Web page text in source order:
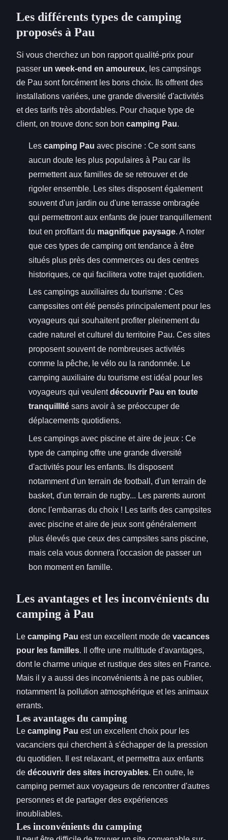
Les différents types de camping
proposés à Pau
Si vous cherchez un bon rapport qualité-prix pour
passer un week-end en amoureux, les campsings
de Pau sont forcément les bons choix. Ils offrent des
installations variées, une grande diversité d'activités
et des tarifs très abordables. Pour chaque type de
client, on trouve donc son bon camping Pau.
Les camping Pau avec piscine : Ce sont sans
aucun doute les plus populaires à Pau car ils
permettent aux familles de se retrouver et de
rigoler ensemble. Les sites disposent également
souvent d'un jardin ou d'une terrasse ombragée
qui permettront aux enfants de jouer tranquillement
tout en profitant du magnifique paysage. A noter
que ces types de camping ont tendance à être
situés plus près des commerces ou des centres
historiques, ce qui facilitera votre trajet quotidien.
Les campings auxiliaires du tourisme : Ces
campssites ont été pensés principalement pour les
voyageurs qui souhaitent profiter pleinement du
cadre naturel et culturel du territoire Pau. Ces sites
proposent souvent de nombreuses activités
comme la pêche, le vélo ou la randonnée. Le
camping auxiliaire du tourisme est idéal pour les
voyageurs qui veulentdécouvrir Pau en toute
tranquillité sans avoir à se préoccuper de
déplacements quotidiens.
Les campings avec piscine et aire de jeux : Ce
type de camping offre une grande diversité
d'activités pour les enfants. Ils disposent
notamment d'un terrain de football, d'un terrain de
basket, d'un terrain de rugby... Les parents auront
donc l'embarras du choix ! Les tarifs des campsites
avec piscine et aire de jeux sont généralement
plus élevés que ceux des campsites sans piscine,
mais cela vous donnera l'occasion de passer un
bon moment en famille.
Les avantages et les inconvénients du
camping à Pau
Le camping Pau est un excellent mode de vacances
pour les familles. Il offre une multitude d'avantages,
dont le charme unique et rustique des sites en France.
Mais il y a aussi des inconvénients à ne pas oublier,
notamment la pollution atmosphérique et les animaux
errants.
Les avantages du camping
Le camping Pau est un excellent choix pour les
vacanciers qui cherchent à s'échapper de la pression
du quotidien. Il est relaxant, et permettra aux enfants
de découvrir des sites incroyables. En outre, le
camping permet aux voyageurs de rencontrer d'autres
personnes et de partager des expériences
inoubliables.
Les inconvénients du camping